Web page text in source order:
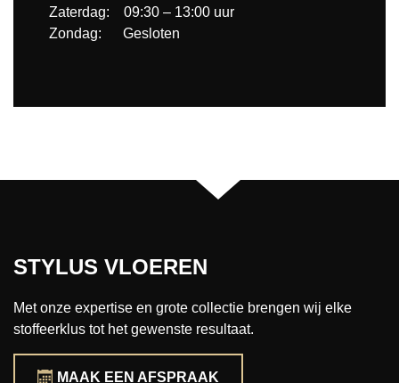
Zaterdag: 09:30 – 13:00 uur
Zondag: Gesloten
STYLUS VLOEREN
Met onze expertise en grote collectie brengen wij elke
stoffeerklus tot het gewenste resultaat.
MAAK EEN AFSPRAAK